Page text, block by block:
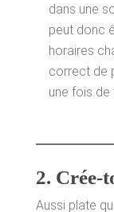
dans une
peut donc
horaires
correct de
une fois de
2. Crée-
Aussi plate